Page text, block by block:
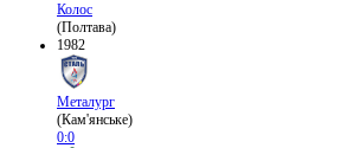
Колос
(Полтава)
1982
Металург
(Кам'янське)
0:0